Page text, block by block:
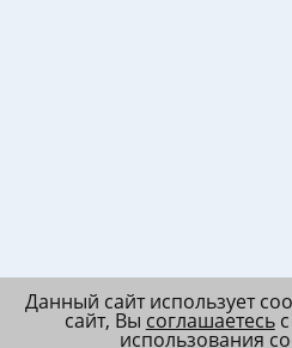
Данный сайт использует
сайт, Вы соглашаетесьс
использования